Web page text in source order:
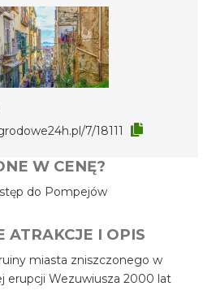
7/18111
W CENĘ?
do Pompejów
ATRAKCJE I OPIS
miasta zniszczonego w
erupcji Wezuwiusza 2000 lat